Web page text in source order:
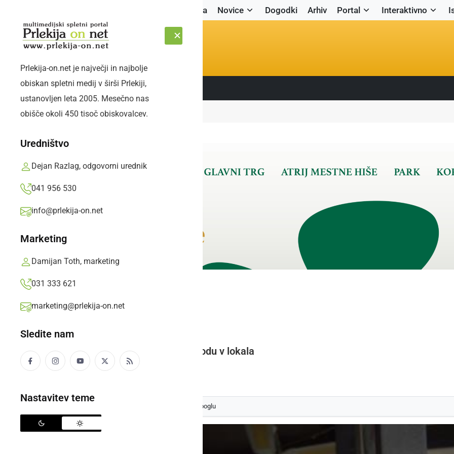
Naslovnica Novice Dogodki Arhiv Portal Interaktivno
ČETRTEK, 6. AVGUST 2026 Sledite nam:
Prlekija-on.net je največji in najbolje
obiskan spletni medij v širši Prlekiji,
ustanovljen leta 2005. Mesečno nas
obišče okoli 450 tisoč obiskovalcev.
Uredništvo
Dejan Razlag, odgovorni urednik
041 956 530
info@prlekija-on.net
Marketing
Damijan Toth, marketing
031 333 621
marketing@prlekija-on.net
Sledite nam
Nastavitev teme
Naslovnica ZanimivostiMini snežak
Mali snežak vas pozdravi ob vhodu v lokala
Branko Košti, nedelja, 20. januar 2013 ob 09:18
kot svoj prednostni vir na Googlu